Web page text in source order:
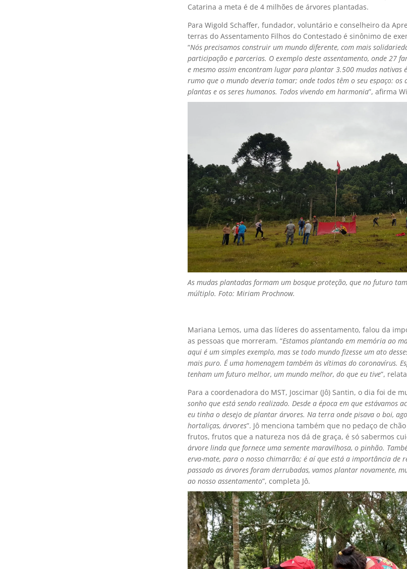
Catarina a meta é de 4 milhões de árvores plantadas.
Para Wigold Schaffer, fundador, voluntário e conselheiro da
terras do Assentamento Filhos do Contestado é sinônimo de
“Nós precisamos construir um mundo diferente, com mais
participação e parcerias. O exemplo deste assentamento, onde 27
e mesmo assim encontram lugar para plantar 3.500 mudas nativas
rumo que o mundo deveria tomar; onde todos têm o seu espaço: os
plantas e os seres humanos. Todos vivendo em harmonia”, afirma
As mudas plantadas formam um bosque proteção, que no futuro
múltiplo. Foto: Miriam Prochnow.
Mariana Lemos, uma das líderes do assentamento, falou da
as pessoas que morreram. “Estamos plantando em memória ao
aqui é um simples exemplo, mas se todo mundo fizesse um ato
mais puro. É uma homenagem também às vítimas do coronavírus.
tenham um futuro melhor, um mundo melhor, do que eu tive”,
Para a coordenadora do MST, Joscimar (Jô) Santin, o dia foi de
sonho que está sendo realizado. Desde a época em que estávamos
eu tinha o desejo de plantar árvores. Na terra onde pisava o boi,
hortaliças, árvores”. Jô menciona também que no pedaço de
frutos, frutos que a natureza nos dá de graça, é só sabermos
árvore linda que fornece uma semente maravilhosa, o pinhão.
erva-mate, para o nosso chimarrão; é aí que está a importância de
passado as árvores foram derrubadas, vamos plantar novamente,
ao nosso assentamento”, completa Jô.